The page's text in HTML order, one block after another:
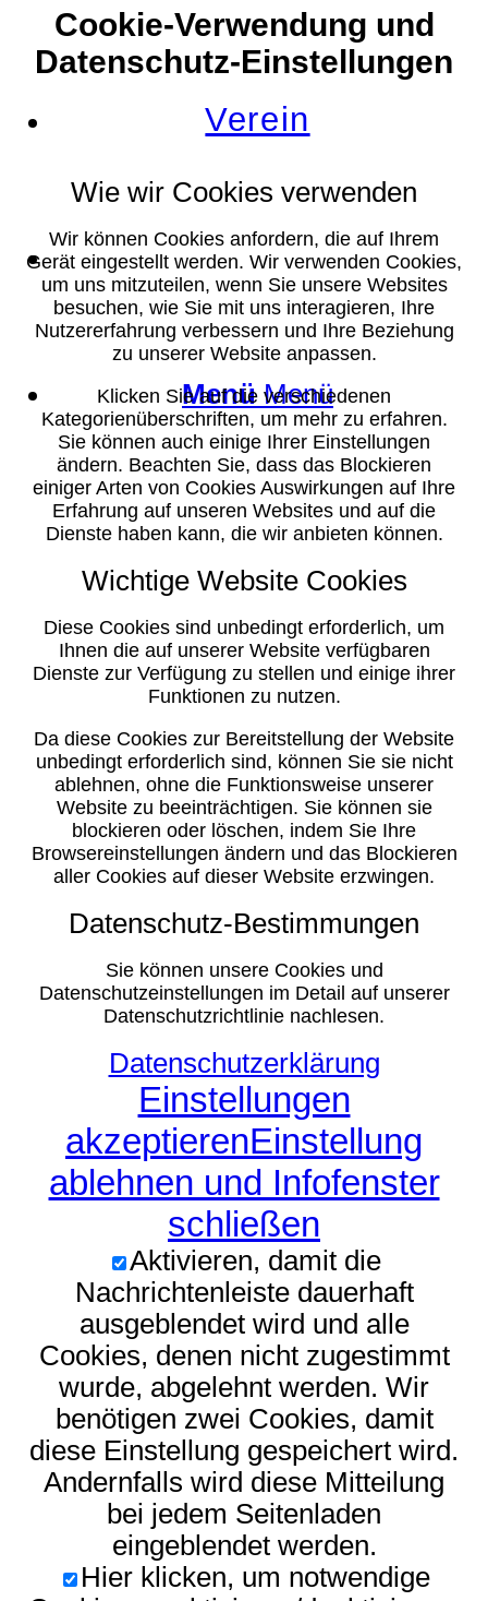
Verein
Suche
Menü Menü
Cookie-Verwendung und
Datenschutz-Einstellungen
Wie wir Cookies verwenden
Wir können Cookies anfordern, die auf Ihrem
Gerät eingestellt werden. Wir verwenden Cookies,
um uns mitzuteilen, wenn Sie unsere Websites
besuchen, wie Sie mit uns interagieren, Ihre
Nutzererfahrung verbessern und Ihre Beziehung
zu unserer Website anpassen.
Klicken Sie auf die verschiedenen
Kategorienüberschriften, um mehr zu erfahren.
Sie können auch einige Ihrer Einstellungen
ändern. Beachten Sie, dass das Blockieren
einiger Arten von Cookies Auswirkungen auf Ihre
Erfahrung auf unseren Websites und auf die
Dienste haben kann, die wir anbieten können.
Wichtige Website Cookies
Diese Cookies sind unbedingt erforderlich, um
Ihnen die auf unserer Website verfügbaren
Dienste zur Verfügung zu stellen und einige ihrer
Funktionen zu nutzen.
Da diese Cookies zur Bereitstellung der Website
unbedingt erforderlich sind, können Sie sie nicht
ablehnen, ohne die Funktionsweise unserer
Website zu beeinträchtigen. Sie können sie
blockieren oder löschen, indem Sie Ihre
Browsereinstellungen ändern und das Blockieren
aller Cookies auf dieser Website erzwingen.
Datenschutz-Bestimmungen
Sie können unsere Cookies und
Datenschutzeinstellungen im Detail auf unserer
Datenschutzrichtlinie nachlesen.
Datenschutzerklärung
Einstellungen
akzeptierenEinstellung
ablehnen und Infofenster
schließen
Aktivieren, damit die
Nachrichtenleiste dauerhaft
ausgeblendet wird und alle
Cookies, denen nicht zugestimmt
wurde, abgelehnt werden. Wir
benötigen zwei Cookies, damit
diese Einstellung gespeichert wird.
Andernfalls wird diese Mitteilung
bei jedem Seitenladen
eingeblendet werden.
Hier klicken, um notwendige